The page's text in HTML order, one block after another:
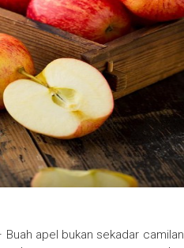
Buah apel bukan sekadar